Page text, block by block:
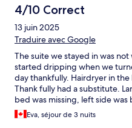
4/10 Correct
13 juin 2025
Traduire avec Google
The suite we stayed in was
started dripping when we
day thankfully. Hairdryer in
Thank fully had a substitute.
bed was missing, left side
bathroom vanity burnt out.
apart. The location was
Eva, séjour de 3 nuits